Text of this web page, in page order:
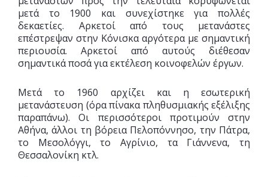
μετά το 1900 και συνεχίστηκε για πολλές
δεκαετίες. Αρκετοί από τους μετανάστες
επέστρεψαν στην Κόνισκα αργότερα με σημαντική
περιουσία. Αρκετοί από αυτούς διέθεσαν
σημαντικά ποσά για εκτέλεση κοινοφελών έργων.
Μετά το 1960 αρχίζει και η εσωτερική
μετανάστευση (όρα πίνακα πληθυσμιακής εξέλιξης
παραπάνω). Οι περισσότεροι προτιμούν στην
Αθήνα, άλλοι τη βόρεια Πελοπόννησο, την Πάτρα,
το Μεσολόγγι, το Αγρίνιο, τα Γιάννενα, τη
Θεσσαλονίκη κτλ.